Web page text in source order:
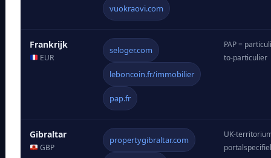
vuokraovi.com
Frankrijk
EUR
seloger.com
leboncoin.fr/immobilier
pap.fr
PAP =
to-particulier
Gibraltar
GBP
propertygibraltar.com
UK-